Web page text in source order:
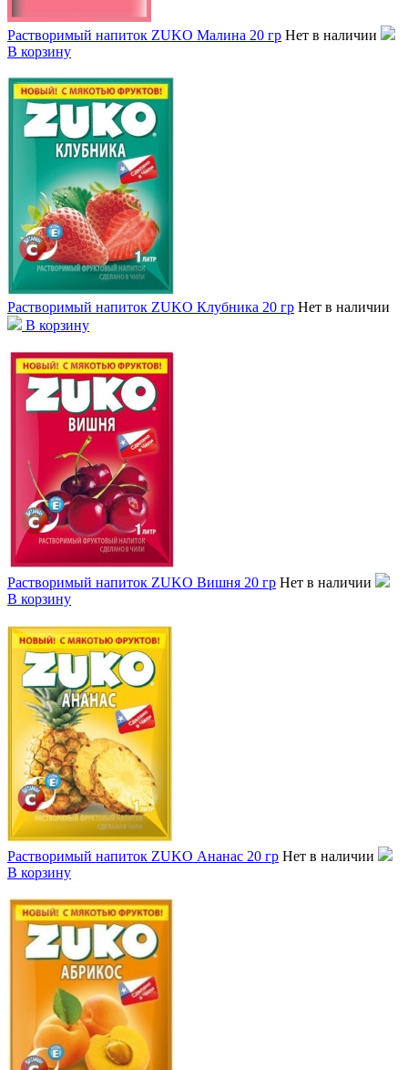
Растворимый напиток ZUKO Малина 20 гр Нет в наличии
В корзину
Растворимый напиток ZUKO Клубника 20 гр Нет в наличии
В корзину
Растворимый напиток ZUKO Вишня 20 гр Нет в наличии
В корзину
Растворимый напиток ZUKO Ананас 20 гр Нет в наличии
В корзину